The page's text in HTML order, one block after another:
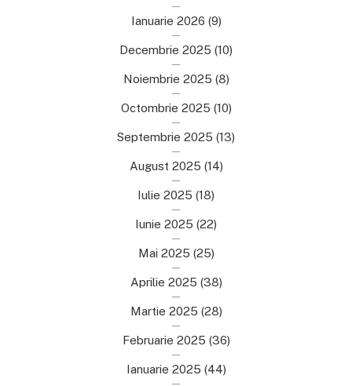
Ianuarie 2026 (9)
Decembrie 2025 (10)
Noiembrie 2025 (8)
Octombrie 2025 (10)
Septembrie 2025 (13)
August 2025 (14)
Iulie 2025 (18)
Iunie 2025 (22)
Mai 2025 (25)
Aprilie 2025 (38)
Martie 2025 (28)
Februarie 2025 (36)
Ianuarie 2025 (44)